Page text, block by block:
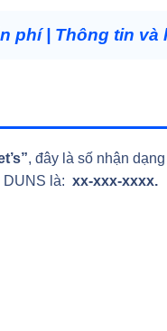
phí | Thông tin
, đây là số nhận
DUNS là: xx-xxx-xxxx.